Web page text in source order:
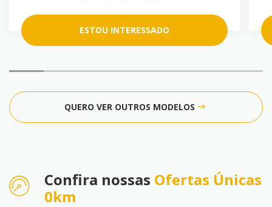
ESTOU INTERESSADO
QUERO VER OUTROS MODELOS
Confira nossas Ofertas Únicas
0km